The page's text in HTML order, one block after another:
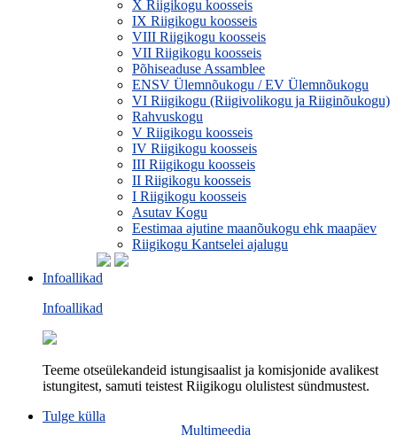
X Riigikogu koosseis
IX Riigikogu koosseis
VIII Riigikogu koosseis
VII Riigikogu koosseis
Põhiseaduse Assamblee
ENSV Ülemnõukogu / EV Ülemnõukogu
VI Riigikogu (Riigivolikogu ja Riiginõukogu)
Rahvuskogu
V Riigikogu koosseis
IV Riigikogu koosseis
III Riigikogu koosseis
II Riigikogu koosseis
I Riigikogu koosseis
Asutav Kogu
Eestimaa ajutine maanõukogu ehk maapäev
Riigikogu Kantselei ajalugu
Infoallikad
Infoallikad
Teeme otseülekandeid istungisaalist ja komisjonide avalikest
istungitest, samuti teistest Riigikogu olulistest sündmustest.
Multimeedia
Tulge külla